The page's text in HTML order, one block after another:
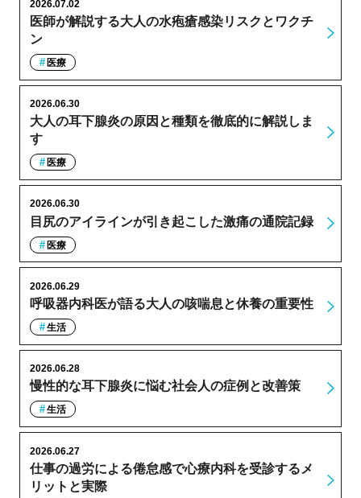
医師が解説する大人の水疱瘡感染リスクとワクチ
ン
2026.07.02
医療
大人の耳下腺炎の原因と種類を徹底的に解説しま
す
2026.06.30
医療
目尻のアイラインが引き起こした激痛の通院記録
2026.06.30
医療
呼吸器内科医が語る大人の咳喘息と休養の重要性
2026.06.29
生活
慢性的な耳下腺炎に悩む社会人の症例と改善策
2026.06.28
生活
仕事の過労による倦怠感で心療内科を受診するメ
リットと実際
2026.06.27